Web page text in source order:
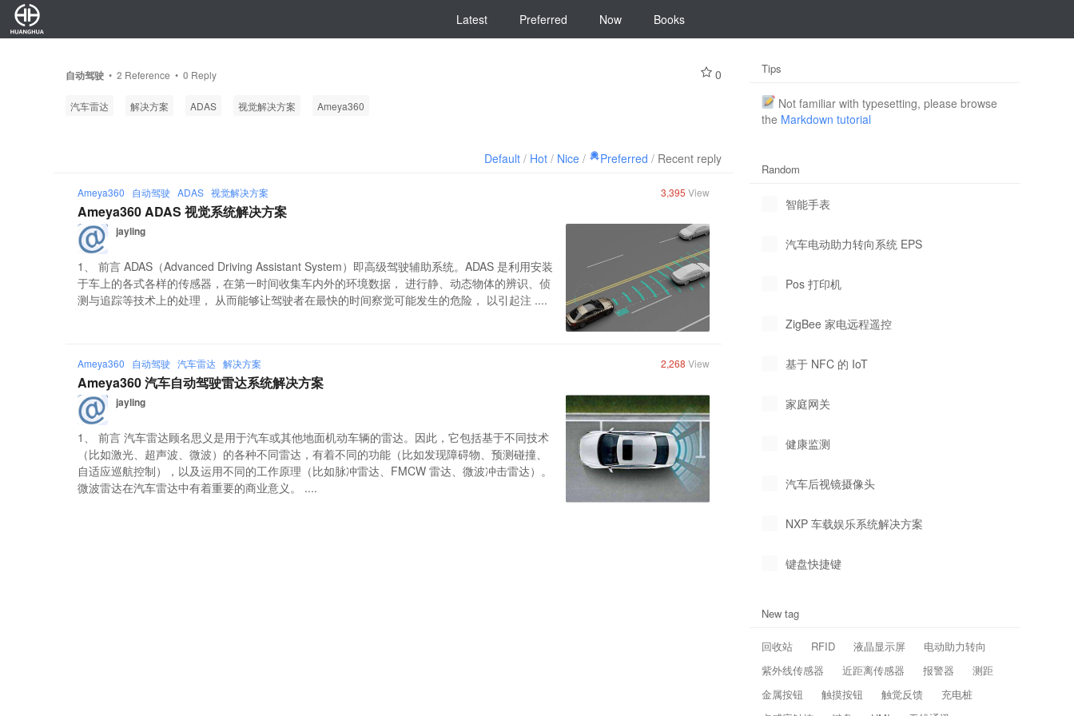
Latest Preferred Now Books
自动驾驶 •2 Reference •0 Reply 0
汽车雷达 解决方案 ADAS 视觉解决方案 Ameya360
Default / Hot / Nice / Preferred / Recent reply
Ameya360 自动驾驶 ADAS 视觉解决方案 3,395 View
Ameya360 ADAS 视觉系统解决方案
jayling
1、 前言 ADAS（Advanced Driving Assistant System）即高级驾驶辅助系统。ADAS 是利用安装
于车上的各式各样的传感器，在第一时间收集车内外的环境数据， 进行静、动态物体的辨识、侦
测与追踪等技术上的处理， 从而能够让驾驶者在最快的时间察觉可能发生的危险， 以引起注 ....
Ameya360 自动驾驶 汽车雷达 解决方案 2,268 View
Ameya360 汽车自动驾驶雷达系统解决方案
jayling
1、 前言 汽车雷达顾名思义是用于汽车或其他地面机动车辆的雷达。因此，它包括基于不同技术
（比如激光、超声波、微波）的各种不同雷达，有着不同的功能（比如发现障碍物、预测碰撞、
自适应巡航控制），以及运用不同的工作原理（比如脉冲雷达、FMCW 雷达、微波冲击雷达）。
微波雷达在汽车雷达中有着重要的商业意义。 ....
Tips
Not familiar with typesetting, please browse
the Markdown tutorial
Random
智能手表
汽车电动助力转向系统 EPS
Pos 打印机
ZigBee 家电远程遥控
基于 NFC 的 IoT
家庭网关
健康监测
汽车后视镜摄像头
NXP 车载娱乐系统解决方案
键盘快捷键
New tag
回收站 RFID 液晶显示屏
电动助力转向
紫外线传感器
近距离传感器 报警器
测距
金属按钮
触摸按钮 触觉反馈
充电桩